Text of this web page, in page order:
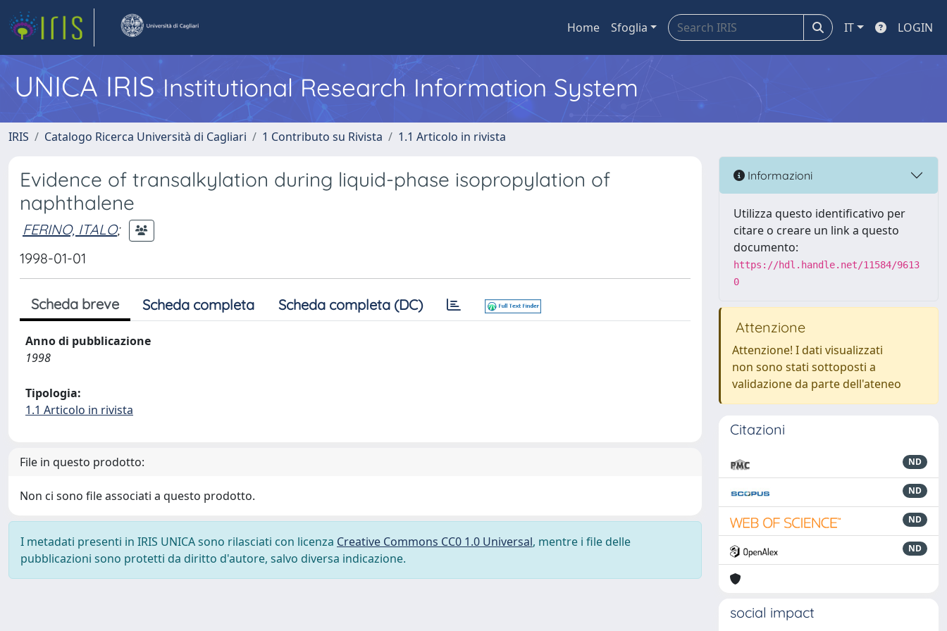
Home Sfoglia IT LOGIN
UNICA IRISInstitutional Research Information System
IRIS Catalogo Ricerca Università di Cagliari 1 Contributo su Rivista 1.1 Articolo in rivista
Evidence of transalkylation during liquid-phase isopropylation of
naphthalene
FERINO, ITALO;
1998-01-01
Scheda breve Scheda completa Scheda completa (DC)
Anno di pubblicazione
1998
Tipologia:
1.1 Articolo in rivista
File in questo prodotto:
Non ci sono file associati a questo prodotto.
I metadati presenti in IRIS UNICA sono rilasciati con licenza Creative Commons CC0 1.0 Universal, mentre i file delle
pubblicazioni sono protetti da diritto d'autore, salvo diversa indicazione.
Informazioni
Utilizza questo identificativo per
citare o creare un link a questo
documento:
https://hdl.handle.net/11584/9613
0
Attenzione
Attenzione! I dati visualizzati
non sono stati sottoposti a
validazione da parte dell'ateneo
Citazioni
ND
ND
ND
ND
social impact